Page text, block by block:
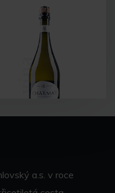
vína
a.s. v roce